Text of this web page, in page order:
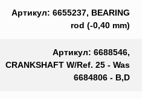
Артикул: 6655237, BEARING
rod (-0,40 mm)
Артикул: 6688546,
CRANKSHAFT W/Ref. 25 - Was
6684806 - B,D